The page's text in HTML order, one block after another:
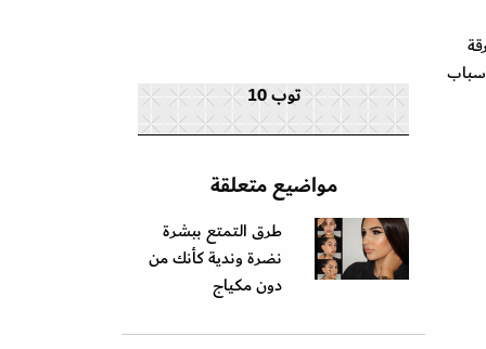
توب 10
مواضيع متعلقة
طرق التمتع ببشرة
نضرة وندية كأنك من
دون مكياج